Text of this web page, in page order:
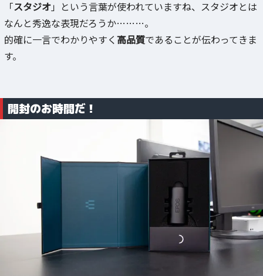
「スタジオ」という言葉が使われていますね、スタジオとは
なんと秀逸な表現だろうか………。
的確に一言でわかりやすく高品質であることが伝わってきま
す。
開封のお時間だ！